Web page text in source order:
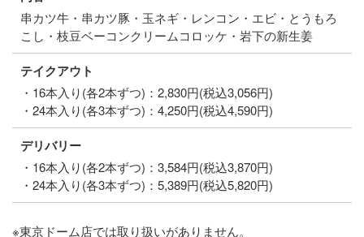
串カツ牛・串カツ豚・玉ネギ・レンコン・エビ・とうもろ
こし・枝豆ベーコンクリームコロッケ・岩下の新生姜
テイクアウト
・16本入り(各2本ずつ)：2,830円(税込3,056円)
・24本入り(各3本ずつ)：4,250円(税込4,590円)
デリバリー
・16本入り(各2本ずつ)：3,584円(税込3,870円)
・24本入り(各3本ずつ)：5,389円(税込5,820円)
※東京ドーム店では取り扱いがありません。